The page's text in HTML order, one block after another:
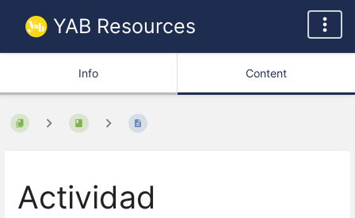
YAB Resources
Info Content
Actividad